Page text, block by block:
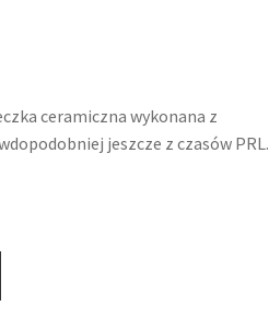
ceramiczna wykonana z
jeszcze z czasów PRL.